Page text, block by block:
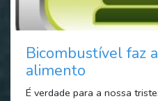
Bicombustível faz
alimento
É verdade para a nossa